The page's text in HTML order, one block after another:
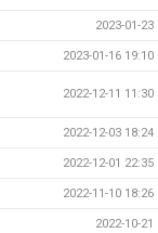
2023-01-23
2023-01-16 19:10
2022-12-11 11:30
2022-12-03 18:24
2022-12-01 22:35
2022-11-10 18:26
2022-10-21